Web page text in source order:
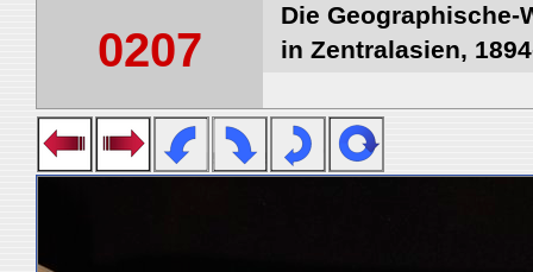
0207
Die
in Zentralasien,